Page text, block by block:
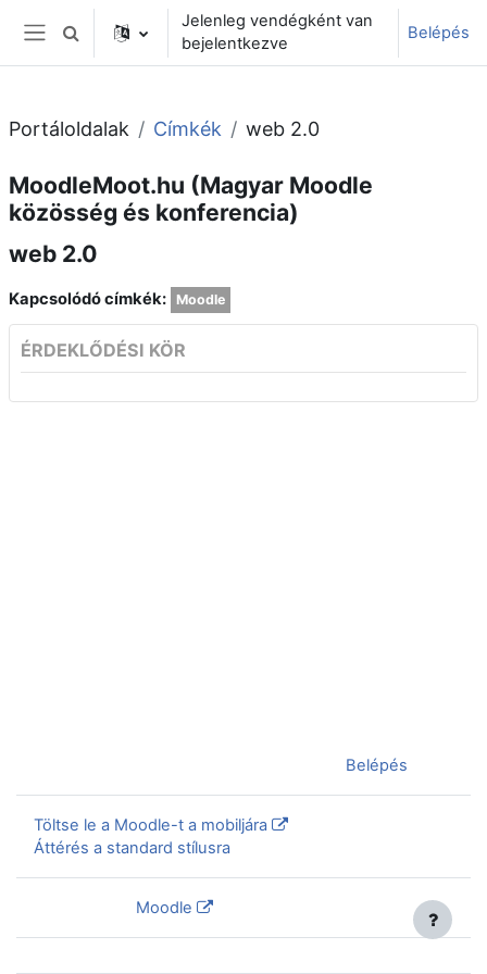
Tovább a fő tartalomhoz
Oldalpanel
Keresési bemeneti adatok váltása
Jelenleg vendégként van
bejelentkezve
Belépés
Portáloldalak Címkék web 2.0
MoodleMoot.hu (Magyar Moodle
közösség és konferencia)
web 2.0
Kapcsolódó címkék: Moodle
ÉRDEKLŐDÉSI KÖR
Belépés
Töltse le a Moodle-t a mobiljára
Áttérés a standard stílusra
Moodle